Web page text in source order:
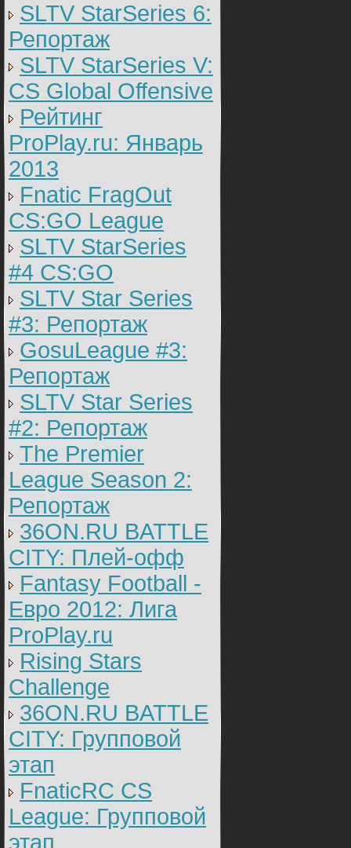
SLTV StarSeries 6:
Репортаж
SLTV StarSeries V:
CS Global Offensive
Рейтинг
ProPlay.ru: Январь
2013
Fnatic FragOut
CS:GO League
SLTV StarSeries
#4 CS:GO
SLTV Star Series
#3: Репортаж
GosuLeague #3:
Репортаж
SLTV Star Series
#2: Репортаж
The Premier
League Season 2:
Репортаж
36ON.RU BATTLE
CITY: Плей-офф
Fantasy Football -
Евро 2012: Лига
ProPlay.ru
Rising Stars
Challenge
36ON.RU BATTLE
CITY: Групповой
этап
FnaticRC CS
League: Групповой
этап